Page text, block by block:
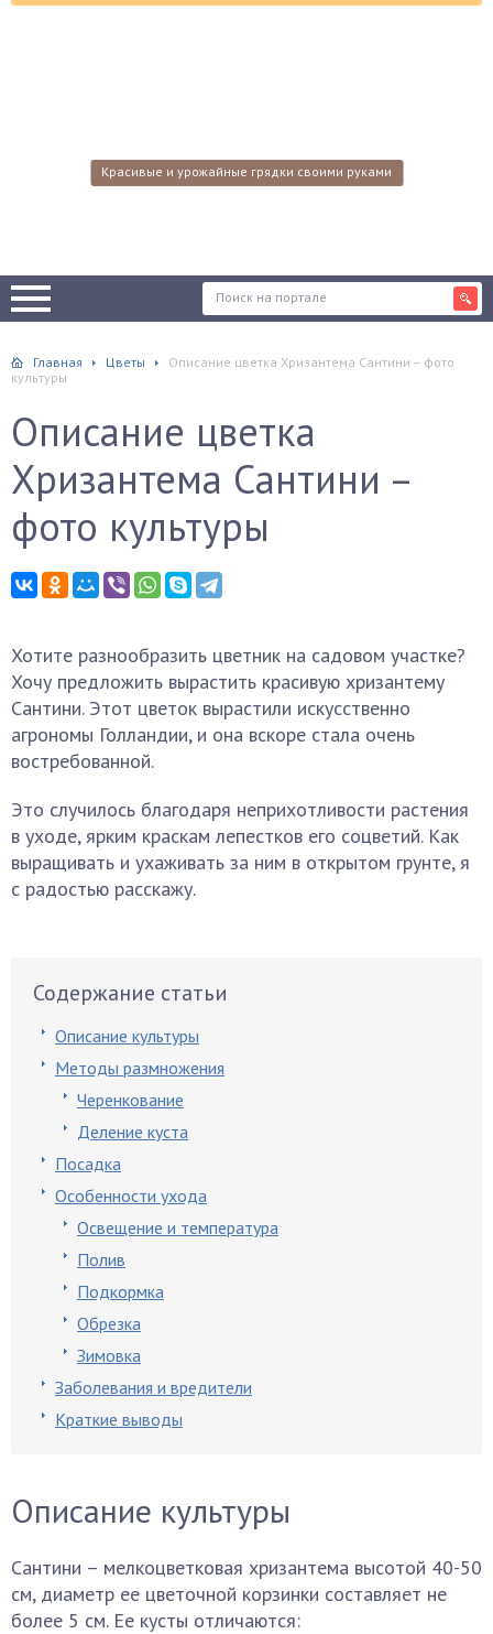
Красивые и урожайные грядки своими руками
Главная Цветы
Описание цветка Хризантема Сантини – фото
культуры
Описание цветка
Хризантема Сантини –
фото культуры
Хотите разнообразить цветник на садовом участке?
Хочу предложить вырастить красивую хризантему
Сантини. Этот цветок вырастили искусственно
агрономы Голландии, и она вскоре стала очень
востребованной.
Это случилось благодаря неприхотливости растения
в уходе, ярким краскам лепестков его соцветий. Как
выращивать и ухаживать за ним в открытом грунте, я
с радостью расскажу.
Содержание статьи
Описание культуры
Методы размножения
Черенкование
Деление куста
Посадка
Особенности ухода
Освещение и температура
Полив
Подкормка
Обрезка
Зимовка
Заболевания и вредители
Краткие выводы
Описание культуры
Сантини – мелкоцветковая хризантема высотой 40-50
см, диаметр ее цветочной корзинки составляет не
более 5 см. Ее кусты отличаются: